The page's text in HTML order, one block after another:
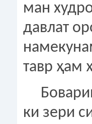
ман
давлат
тавр ҳам
ки зери